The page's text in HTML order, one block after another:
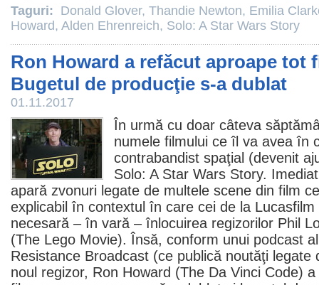
Taguri: Donald Glover, Thandie Newton, Emilia
Howard, Alden Ehrenreich, Solo: A Star Wars Story
Ron Howard a refăcut aproape tot
Bugetul de producţie s-a dublat
01.11.2017
În urmă cu doar câteva
numele filmului ce îl va avea în
contrabandist spaţial (devenit
Solo: A Star Wars Story.
apară zvonuri legate de multele scene din film
explicabil în contextul în care cei de la
necesară – în vară – înlocuirea regizorilor Phil
(The Lego Movie). Însă, conform unui podcast
Resistance Broadcast (ce publică noutăţi legate
noul regizor, Ron Howard (The Da Vinci Code) a